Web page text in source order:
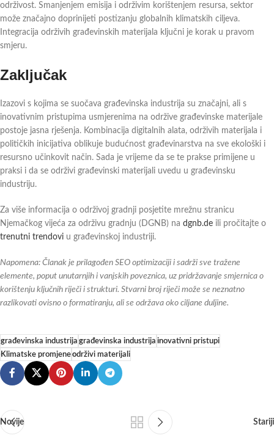
održivost. Smanjenjem emisija i održivim korištenjem resursa, sektor
može značajno doprinijeti postizanju globalnih klimatskih ciljeva.
Integracija održivih građevinskih materijala ključni je korak u pravom
smjeru.
Zaključak
Izazovi s kojima se suočava građevinska industrija su značajni, ali s
inovativnim pristupima usmjerenima na održive građevinske materijale
postoje jasna rješenja. Kombinacija digitalnih alata, održivih materijala i
političkih inicijativa oblikuje budućnost građevinarstva na sve ekološki i
resursno učinkovit način. Sada je vrijeme da se te prakse primijene u
praksi i da se održivi građevinski materijali uvedu u građevinsku
industriju.
Za više informacija o održivoj gradnji posjetite mrežnu stranicu
Njemačkog vijeća za održivu gradnju (DGNB) na dgnb.de ili pročitajte o
trenutni trendovi u građevinskoj industriji.
Napomena: Članak je prilagođen SEO optimizaciji i sadrži sve tražene
elemente, poput unutarnjih i vanjskih poveznica, uz pridržavanje smjernica o
korištenju ključnih riječi i strukturi. Stvarni broj riječi može se neznatno
razlikovati ovisno o formatiranju, ali se održava oko ciljane duljine.
građevinska industrija građevinska industrija inovativni pristupi
Klimatske promjeneodrživi materijali
Novije Stariji